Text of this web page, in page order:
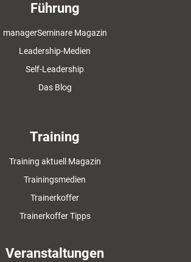
Führung
managerSeminare Magazin
Leadership-Medien
Self-Leadership
Das Blog
Training
Training aktuell Magazin
Trainingsmedien
Trainerkoffer
Trainerkoffer Tipps
Veranstaltungen